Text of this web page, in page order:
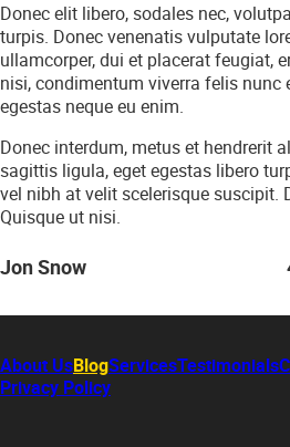
Donec elit libero, sodales nec,
turpis. Donec venenatis vulputate
ullamcorper, dui et placerat feugiat,
nisi, condimentum viverra felis nunc
egestas neque eu enim.
Donec interdum, metus et hendrerit
sagittis ligula, eget egestas libero
vel nibh at velit scelerisque suscipit.
Quisque ut nisi.
Jon Snow
About UsBlogServicesTestimonials
Privacy Policy